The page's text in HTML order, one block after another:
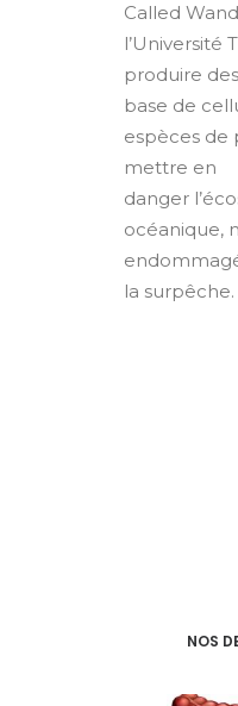
Called
l’Université
produire
base de
espèces de
mettre en
danger
océanique,
la surpêche.
NOS